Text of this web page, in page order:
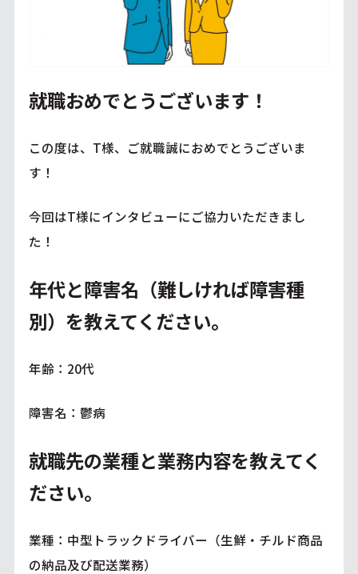
就職おめでとうございます！
この度は、T様、ご就職誠におめでとうございま
す！
今回はT様にインタビューにご協力いただきまし
た！
年代と障害名（難しければ障害種
別）を教えてください。
年齢：20代
障害名：鬱病
就職先の業種と業務内容を教えてく
ださい。
業種：中型トラックドライバー（生鮮・チルド商品
の納品及び配送業務）